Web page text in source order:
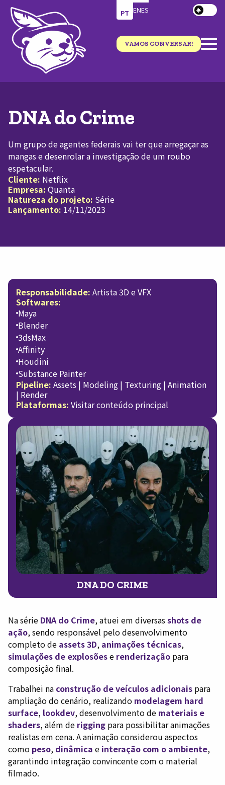
PT ENES
VAMOS CONVERSAR!
DNA do Crime
Um grupo de agentes federais vai ter que arregaçar as
mangas e desenrolar a investigação de um roubo
espetacular.
Cliente: Netflix
Empresa: Quanta
Natureza do projeto: Série
Lançamento: 14/11/2023
Responsabilidade: Artista 3D e VFX
Softwares:
Maya
Blender
3dsMax
Affinity
Houdini
Substance Painter
Pipeline: Assets | Modeling | Texturing | Animation
| Render
Plataformas: Visitar conteúdo principal
DNA DO CRIME
Na série DNA do Crime, atuei em diversasshots de
ação, sendo responsável pelo desenvolvimento
completo de assets 3D, animações técnicas,
simulações de explosõese renderização para
composição final.
Trabalhei na construção de veículos adicionais para
ampliação do cenário, realizando modelagem hard
surface, lookdev, desenvolvimento de materiais e
shaders, além de rigging para possibilitar animações
realistas em cena. A animação considerou aspectos
como peso, dinâmica e interação com o ambiente,
garantindo integração convincente com o material
filmado.